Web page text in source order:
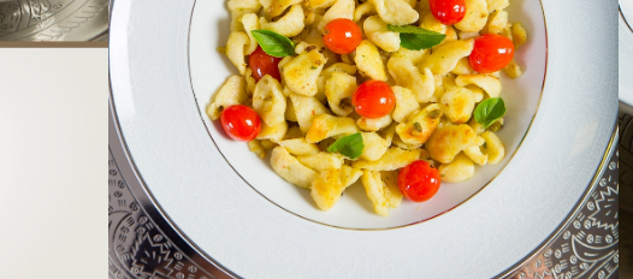
SAC